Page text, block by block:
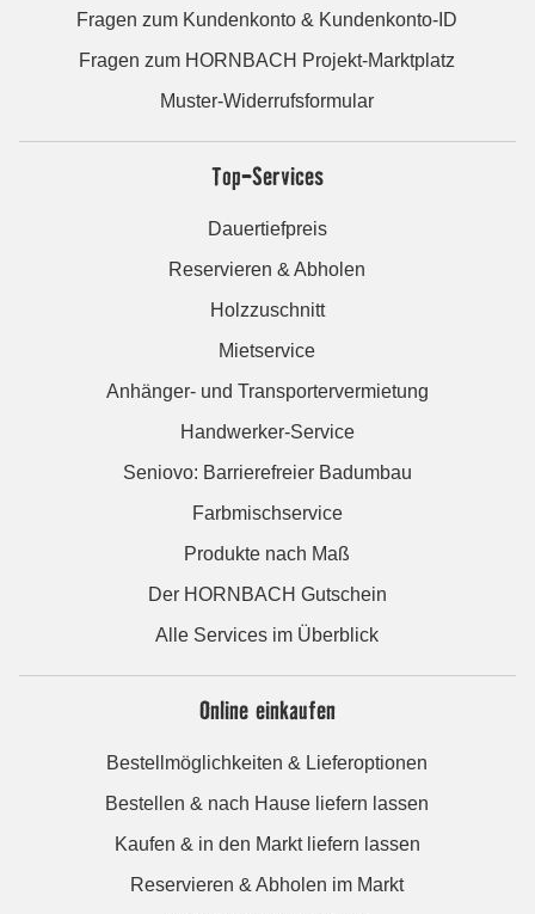
Fragen zum Kundenkonto & Kundenkonto-ID
Fragen zum HORNBACH Projekt-Marktplatz
Muster-Widerrufsformular
Top-Services
Dauertiefpreis
Reservieren & Abholen
Holzzuschnitt
Mietservice
Anhänger- und Transportervermietung
Handwerker-Service
Seniovo: Barrierefreier Badumbau
Farbmischservice
Produkte nach Maß
Der HORNBACH Gutschein
Alle Services im Überblick
Online einkaufen
Bestellmöglichkeiten & Lieferoptionen
Bestellen & nach Hause liefern lassen
Kaufen & in den Markt liefern lassen
Reservieren & Abholen im Markt